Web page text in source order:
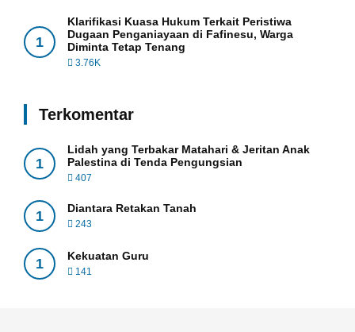
1
Klarifikasi Kuasa Hukum Terkait Peristiwa
Dugaan Penganiayaan di Fafinesu, Warga
Diminta Tetap Tenang
3.76K
Terkomentar
1
Lidah yang Terbakar Matahari & Jeritan Anak
Palestina di Tenda Pengungsian
407
1 Diantara Retakan Tanah
243
1 Kekuatan Guru
141